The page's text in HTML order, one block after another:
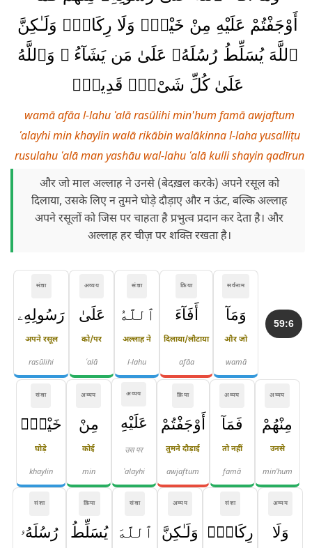
أَوْجَفْتُمْ عَلَيْهِ مِنْ خَيْلٍۢ وَلَا رِكَابٍۢ وَلَـٰكِنَّ
ٱللَّهَ يُسَلِّطُ رُسُلَهُۥ عَلَىٰ مَن يَشَآءُ ۚ وَٱللَّهُ
عَلَىٰ كُلِّ شَىْءٍۢ قَدِيرٌۭ
wamā afāa l-lahu ʿalā rasūlihi min'hum famā awjaftum
ʿalayhi min khaylin walā rikābin walākinna l-laha yusalliṭu
rusulahu ʿalā man yashāu wal-lahu ʿalā kulli shayin qadīrun
और जो माल अल्लाह ने उनसे (बेदख़ल करके) अपने रसूल को
दिलाया, उसके लिए न तुमने घोड़े दौड़ाए और न ऊंट, बल्कि अल्लाह
अपने रसूलों को जिस पर चाहता है प्रभुत्व प्रदान कर देता है। और
अल्लाह हर चीज़ पर शक्ति रखता है।
59:6
सर्वनाम
وَمَآ
और जो
wamā
क्रिया
أَفَآءَ
दिलाया/लौटाया
afāa
संज्ञा
ٱللَّهُ
अल्लाह ने
l-lahu
अव्यय
عَلَىٰ
को/पर
ʿalā
संज्ञा
رَسُولِهِۦ
अपने रसूल
rasūlihi
अव्यय
مِنْهُمْ
उनसे
min'hum
अव्यय
فَمَآ
तो नहीं
famā
क्रिया
أَوْجَفْتُمْ
तुमने दौड़ाई
awjaftum
अव्यय
عَلَيْهِ
उस पर
ʿalayhi
अव्यय
مِنْ
कोई
min
संज्ञा
خَيْلٍۢ
घोड़े
khaylin
अव्यय
وَلَا
संज्ञा
رِكَابٍۢ
अव्यय
وَلَـٰكِنَّ
संज्ञा
ٱللَّهَ
क्रिया
يُسَلِّطُ
संज्ञा
رُسُلَهُۥ